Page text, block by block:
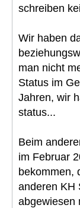
schreiben
Wir haben
man nicht
Status im
Jahren, wir
status...
Beim
im Februar
bekommen,
anderen KH
abgewiesen